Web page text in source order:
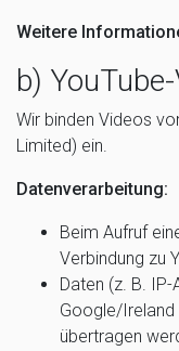
Weitere
b)
Wir binden Videos
Limited) ein.
Datenverarbeitung:
Beim Aufruf
Verbindung zu
Daten (z. B.
Google/Ireland
übertragen